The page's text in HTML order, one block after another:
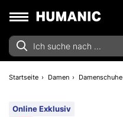
Startseite Damen Damenschuhe
Online Exklusiv